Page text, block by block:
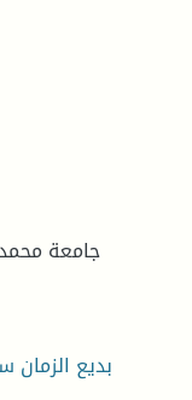
جامعة محمد
بديع الزمان